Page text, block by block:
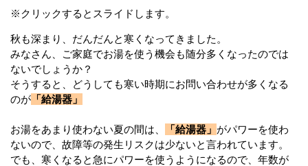
※クリックするとスライドします。
秋も深まり、だんだんと寒くなってきました。
みなさん、ご家庭でお湯を使う機会も随分多くなったのでは
ないでしょうか？
そうすると、どうしても寒い時期にお問い合わせが多くなる
のが 「給湯器」
お湯をあまり使わない夏の間は、 「給湯器」 がパワーを使わ
ないので、故障等の発生リスクは少ないと言われています。
でも、寒くなると急にパワーを使うようになるので、年数が